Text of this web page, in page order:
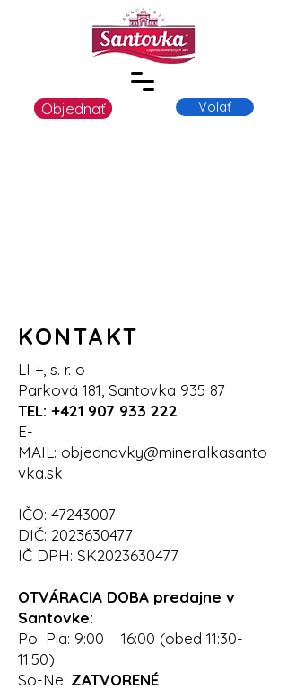
Objednať Volať
KONTAKT
LI +, s. r. o
Parková 181, Santovka 935 87
TEL: +421 907 933 222
​E-
MAIL: objednavky@mineralkasanto
vka.sk
IČO: 47243007
DIČ: 2023630477
IČ DPH: SK2023630477
OTVÁRACIA DOBA predajne v
Santovke:
Po–Pia: 9:00 – 16:00 (obed 11:30-
11:50)
​So-Ne: ZATVORENÉ​